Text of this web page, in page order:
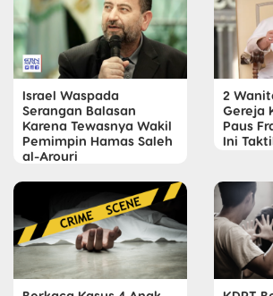
Israel Waspada
Serangan Balasan
Karena Tewasnya Wakil
Pemimpin Hamas Saleh
al-Arouri
2
Gereja
Paus
Ini